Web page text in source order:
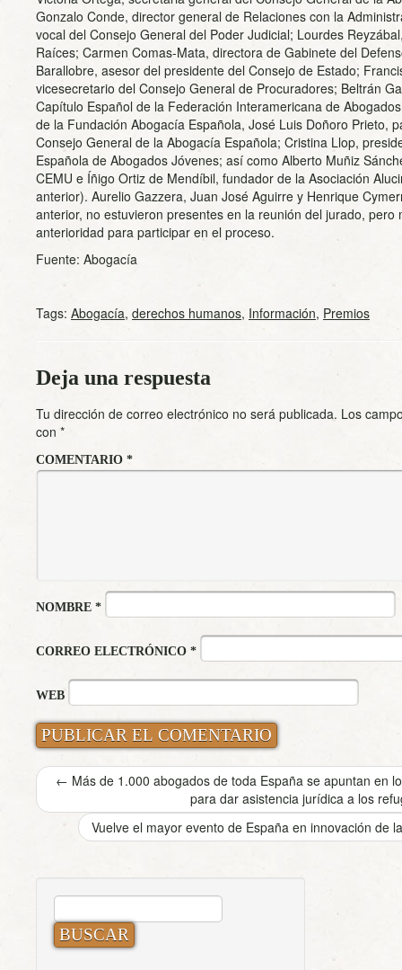
Gonzalo Conde, director general de Relaciones con la
vocal del Consejo General del Poder Judicial; Lourdes
Raíces; Carmen Comas-Mata, directora de Gabinete del
Barallobre, asesor del presidente del Consejo de Estado;
vicesecretario del Consejo General de Procuradores; Beltrán
Capítulo Español de la Federación Interamericana de
de la Fundación Abogacía Española, José Luis Doñoro Prieto,
Consejo General de la Abogacía Española; Cristina Llop,
Española de Abogados Jóvenes; así como Alberto Muñiz
CEMU e Íñigo Ortiz de Mendíbil, fundador de la Asociación
anterior). Aurelio Gazzera, Juan José Aguirre y Henrique
anterior, no estuvieron presentes en la reunión del jurado, pero
anterioridad para participar en el proceso.
Fuente: Abogacía
Tags: Abogacía, derechos humanos, Información, Premios
Deja una respuesta
Tu dirección de correo electrónico no será publicada. Los
con *
COMENTARIO *
NOMBRE *
CORREO ELECTRÓNICO *
WEB
← Más de 1.000 abogados de toda España se apuntan en
para dar asistencia jurídica a los
Vuelve el mayor evento de España en innovación de
BUSCAR: